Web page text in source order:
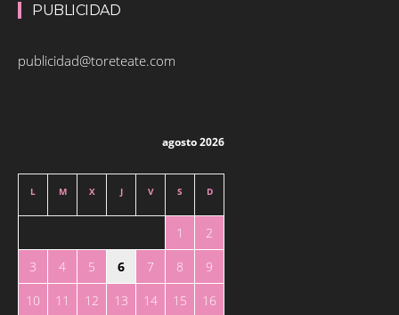
PUBLICIDAD
publicidad@toreteate.com
agosto 2026
L M X J V S D
1
2
3
4 5 6 7 8
9
10
11 12 13 14 15 16